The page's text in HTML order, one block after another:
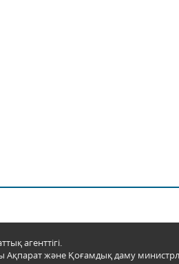
агенттігі.
Ақпарат және Қоғамдық даму